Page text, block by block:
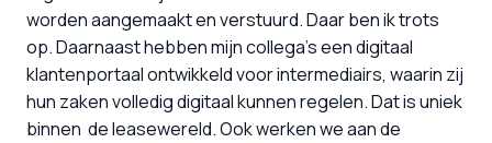
worden aangemaakt en verstuurd. Daar ben ik trots
op. Daarnaast hebben mijn collega’s een digitaal
klantenportaal ontwikkeld voor intermediairs, waarin zij
hun zaken volledig digitaal kunnen regelen. Dat is uniek
binnen  de leasewereld. Ook werken we aan de